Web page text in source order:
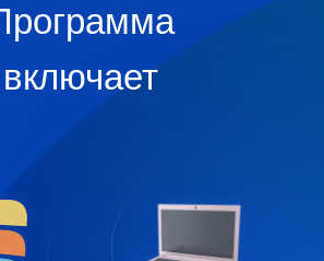
включает